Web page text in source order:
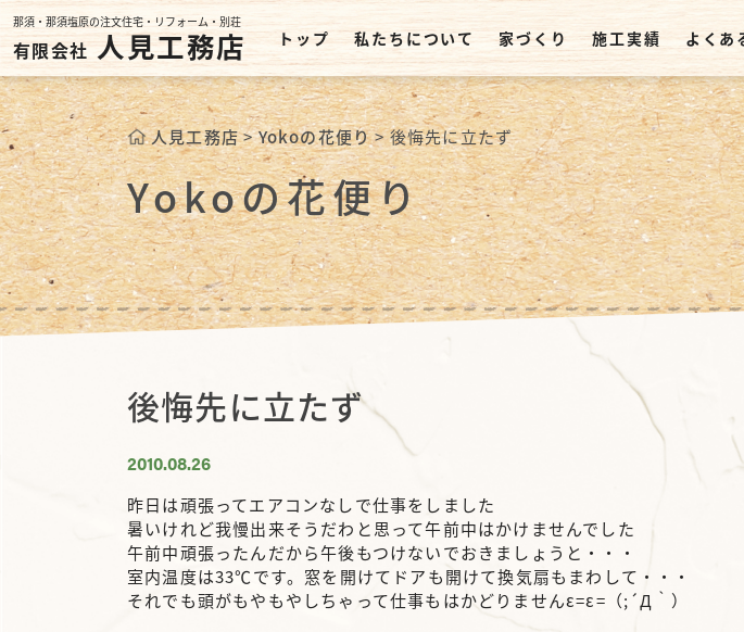
那須・那須塩原の注文住宅・リフォーム・別荘
有限会社 人見工務店 トップ 私たちについて 家づくり 施工実績 よくあ
人見工務店>Yokoの花便り>後悔先に立たず
Yokoの花便り
後悔先に立たず
2010.08.26
昨日は頑張ってエアコンなしで仕事をしました
暑いけれど我慢出来そうだわと思って午前中はかけませんでした
午前中頑張ったんだから午後もつけないでおきましょうと・・・
室内温度は33℃です。窓を開けてドアも開けて換気扇もまわして・・・
それでも頭がもやもやしちゃって仕事もはかどりませんε=ε=（;´Д｀）